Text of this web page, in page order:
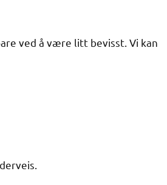
ved å være litt bevisst. Vi kan